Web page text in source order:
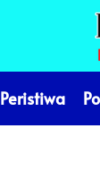
Peristiwa